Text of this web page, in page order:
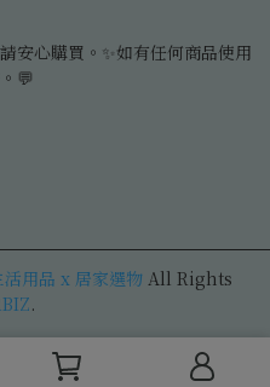
安心購買。✨如有任何商品使用
💬
用品 x 居家選物 All Rights
.